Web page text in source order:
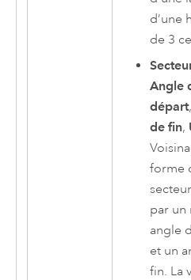
d’une
de 3
Angle
départ
de fin,
forme
par un
angle
et un
fin. La